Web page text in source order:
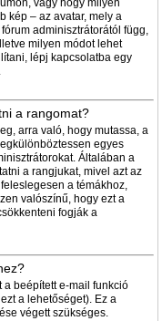
vagy hogy milyen
kép – az avatar, mely a
adminisztrátorától függ,
milyen módot lehet
lépj kapcsolatba egy
a rangomat?
arra való, hogy mutassa, a
egyes
Általában a
a rangjukat, mivel azt az
a témákhoz,
valószínű, hogy ezt a
fogják a
beépített e-mail funkció
a lehetőséget). Ez a
végett szükséges.